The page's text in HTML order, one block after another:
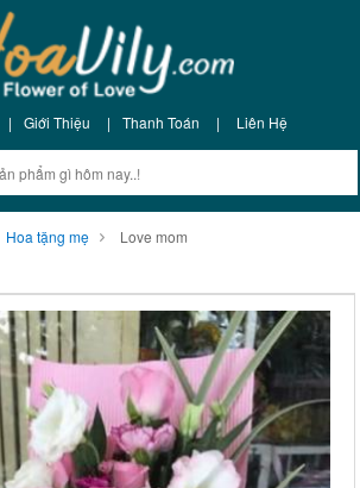
| Giới Thiệu | Thanh Toán | Liên Hệ
Hoa tặng mẹ Love mom